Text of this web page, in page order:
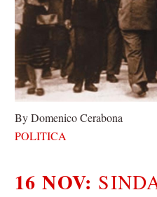
By Domenico Cerabona
POLITICA
16 NOV: